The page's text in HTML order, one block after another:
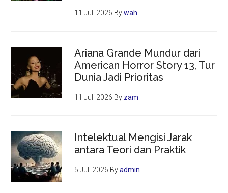
11 Juli 2026 Bywah
Ariana Grande Mundur dari
American Horror Story 13, Tur
Dunia Jadi Prioritas
11 Juli 2026 By zam
Intelektual Mengisi Jarak
antara Teori dan Praktik
5 Juli 2026 Byadmin